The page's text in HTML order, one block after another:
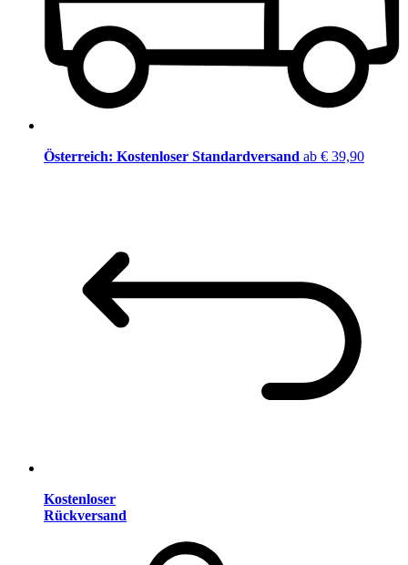
Österreich: Kostenloser Standardversand ab € 39,90
Kostenloser
Rückversand